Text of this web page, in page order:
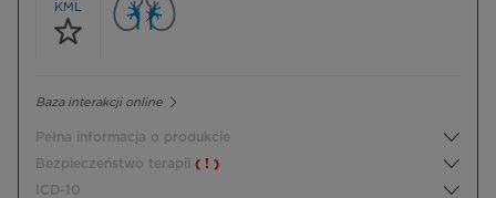
KML
Baza interakcji online
Pełna informacja o produkcie
Bezpieczeństwo terapii ( ! )
ICD-10